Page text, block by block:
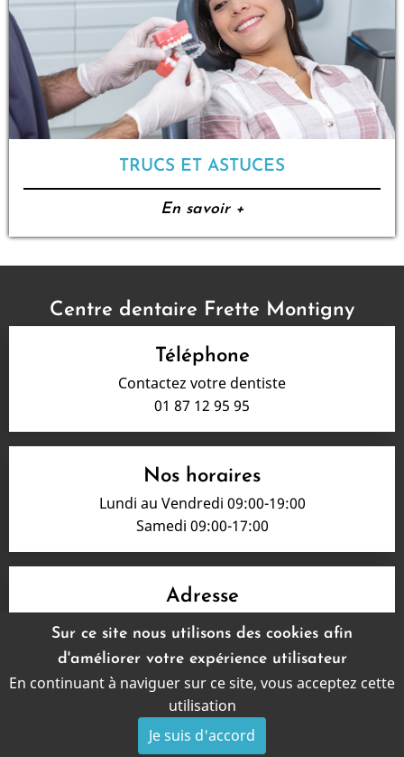
TRUCS ET ASTUCES
En savoir +
Centre dentaire Frette Montigny
Téléphone
Contactez votre dentiste
01 87 12 95 95
Nos horaires
Lundi au Vendredi 09:00-19:00
Samedi 09:00-17:00
Adresse
45, rue de la Gare
95530 La Frette sur Seine
Mentions légales
Le site Dentiste a été réalisé parwww.denti.site
Sur ce site nous utilisons des cookies afin
d'améliorer votre expérience utilisateur
En continuant à naviguer sur ce site, vous acceptez cette
utilisation
Je suis d'accord